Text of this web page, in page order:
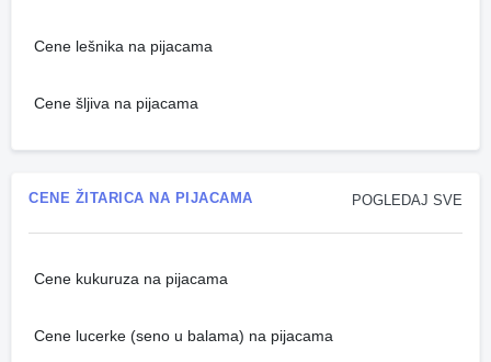
Cene lešnika na pijacama
Cene šljiva na pijacama
POGLEDAJ SVE
CENE ŽITARICA NA PIJACAMA
Cene kukuruza na pijacama
Cene lucerke (seno u balama) na pijacama